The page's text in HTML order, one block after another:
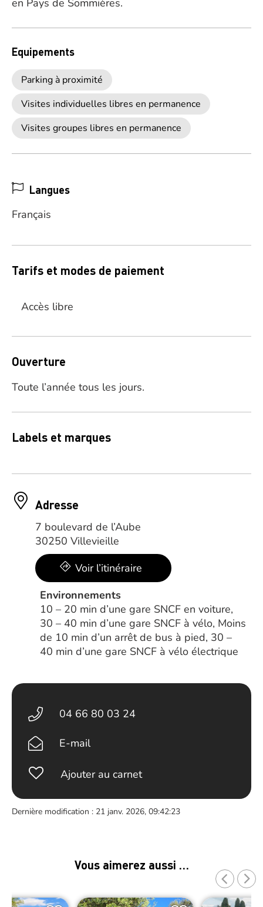
en Pays de Sommières.
Equipements
Parking à proximité
Visites individuelles libres en permanence
Visites groupes libres en permanence
Langues
Français
Tarifs et modes de paiement
Accès libre
Ouverture
Toute l’année tous les jours.
Labels et marques
Adresse
7 boulevard de l’Aube
30250 Villevieille
Voir l’itinéraire
Environnements
10 – 20 min d’une gare SNCF en voiture,
30 – 40 min d’une gare SNCF à vélo, Moins
de 10 min d’un arrêt de bus à pied, 30 –
40 min d’une gare SNCF à vélo électrique
04 66 80 03 24
E-mail
Ajouter au carnet
Dernière modification : 21 janv. 2026, 09:42:23
Vous aimerez aussi …